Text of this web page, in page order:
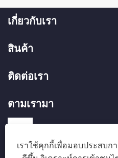
เกี่ยวกับเรา
สินค้า
ติดต่อเรา
ตามเรามา
เราใช้คุกกี้เพื่อมอบประสบก